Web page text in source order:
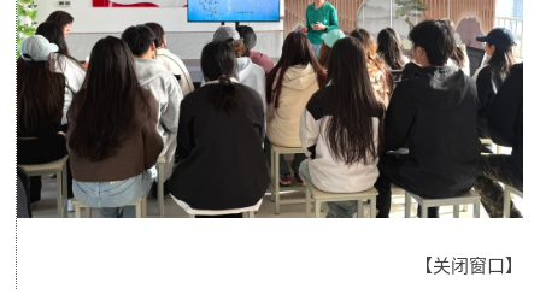
【关闭窗口 】